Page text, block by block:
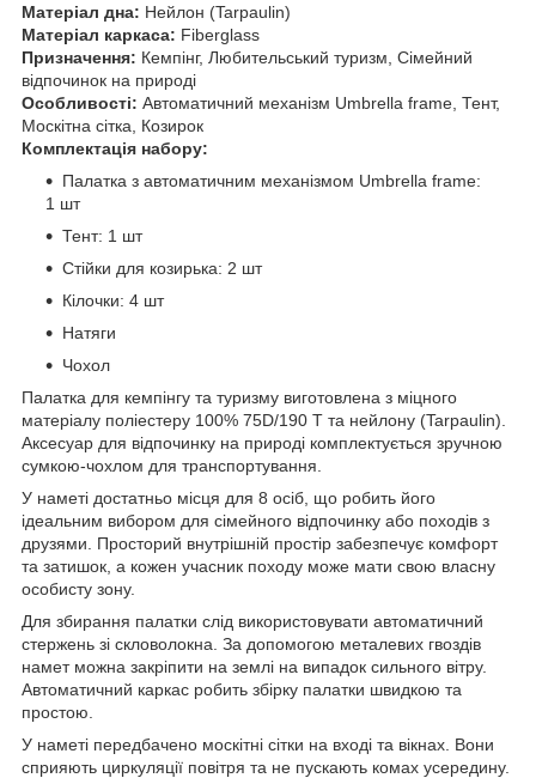
Матеріал дна: Нейлон (Tarpaulin)
Матеріал каркаса: Fiberglass
Призначення: Кемпінг, Любительський туризм, Сімейний
відпочинок на природі
Особливості: Автоматичний механізм Umbrella frame, Тент,
Москітна сітка, Козирок
Комплектація набору:
Палатка з автоматичним механізмом Umbrella frame:
1 шт
Тент: 1 шт
Стійки для козирька: 2 шт
Кілочки: 4 шт
Натяги
Чохол
Палатка для кемпінгу та туризму виготовлена з міцного
матеріалу поліестеру 100% 75D/190 T та нейлону (Tarpaulin).
Аксесуар для відпочинку на природі комплектується зручною
сумкою-чохлом для транспортування.
У наметі достатньо місця для 8 осіб, що робить його
ідеальним вибором для сімейного відпочинку або походів з
друзями. Просторий внутрішній простір забезпечує комфорт
та затишок, а кожен учасник походу може мати свою власну
особисту зону.
Для збирання палатки слід використовувати автоматичний
стержень зі скловолокна. За допомогою металевих гвоздів
намет можна закріпити на землі на випадок сильного вітру.
Автоматичний каркас робить збірку палатки швидкою та
простою.
У наметі передбачено москітні сітки на вході та вікнах. Вони
сприяють циркуляції повітря та не пускають комах усередину.